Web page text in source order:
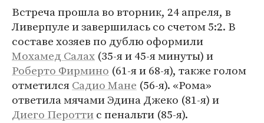
Встреча прошла во вторник, 24 апреля, в
Ливерпуле и завершилась со счетом 5:2. В
составе хозяев по дублю оформили
Мохамед Салах (35-я и 45-я минуты) и
Роберто Фирмино (61-я и 68-я), также голом
отметилсяСадио Мане (56-я). «Рома»
ответила мячами Эдина Джеко (81-я) и
Диего Пероттис пенальти (85-я).